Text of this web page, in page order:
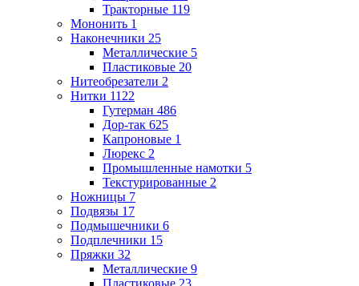
Тракторные 119
Мононить 1
Наконечники 25
Металлические 5
Пластиковые 20
Нитеобрезатели 2
Нитки 1122
Гутерман 486
Дор-так 625
Капроновые 1
Люрекс 2
Промышленные намотки 5
Текстурированные 2
Ножницы 7
Подвязы 17
Подмышечники 6
Подплечники 15
Пряжки 32
Металлические 9
Пластиковые 23